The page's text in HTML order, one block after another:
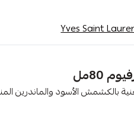
80مل
بالكشمش الأسود والماندرين